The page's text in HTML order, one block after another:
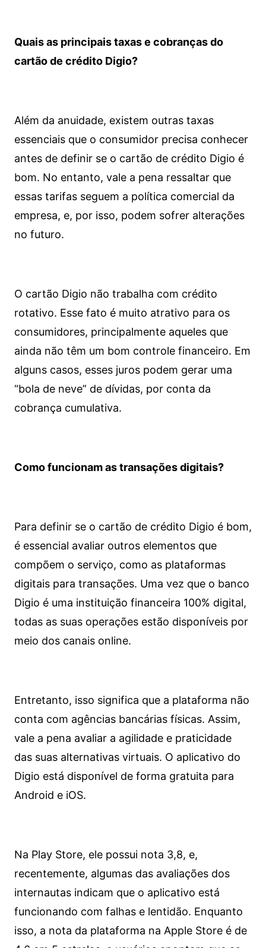
Quais as principais taxas e cobranças do
cartão de crédito Digio?
Além da anuidade, existem outras taxas
essenciais que o consumidor precisa conhecer
antes de definir se o cartão de crédito Digio é
bom. No entanto, vale a pena ressaltar que
essas tarifas seguem a política comercial da
empresa, e, por isso, podem sofrer alterações
no futuro.
O cartão Digio não trabalha com crédito
rotativo. Esse fato é muito atrativo para os
consumidores, principalmente aqueles que
ainda não têm um bom controle financeiro. Em
alguns casos, esses juros podem gerar uma
“bola de neve” de dívidas, por conta da
cobrança cumulativa.
Como funcionam as transações digitais?
Para definir se o cartão de crédito Digio é bom,
é essencial avaliar outros elementos que
compõem o serviço, como as plataformas
digitais para transações. Uma vez que o banco
Digio é uma instituição financeira 100% digital,
todas as suas operações estão disponíveis por
meio dos canais online.
Entretanto, isso significa que a plataforma não
conta com agências bancárias físicas. Assim,
vale a pena avaliar a agilidade e praticidade
das suas alternativas virtuais. O aplicativo do
Digio está disponível de forma gratuita para
Android e iOS.
Na Play Store, ele possui nota 3,8, e,
recentemente, algumas das avaliações dos
internautas indicam que o aplicativo está
funcionando com falhas e lentidão. Enquanto
isso, a nota da plataforma na Apple Store é de